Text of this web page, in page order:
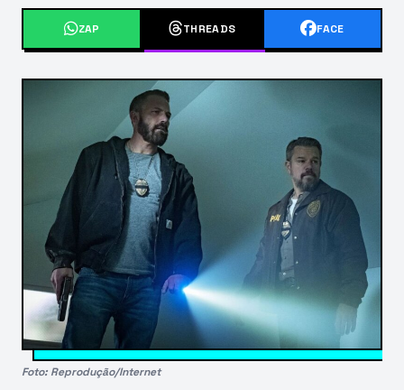
ZAP THREADS FACE
Foto: Reprodução/Internet